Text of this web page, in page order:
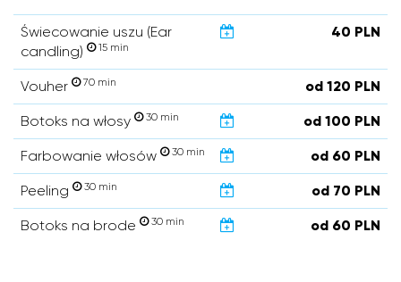
Świecowanie uszu (Ear
candling)
15 min
40 PLN
Vouher 70 min od 120 PLN
Botoks na włosy 30 min od 100 PLN
Farbowanie włosów 30 min od 60 PLN
Peeling 30 min od 70 PLN
Botoks na brode 30 min od 60 PLN